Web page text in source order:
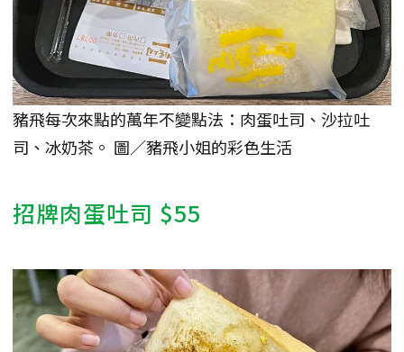
豬飛每次來點的萬年不變點法：肉蛋吐司、沙拉吐
司、冰奶茶。 圖／豬飛小姐的彩色生活
招牌肉蛋吐司 $55